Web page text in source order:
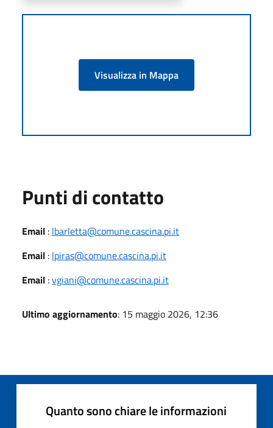
Visualizza in Mappa
Punti di contatto
Email : lbarletta@comune.cascina.pi.it
Email : lpiras@comune.cascina.pi.it
Email :vgiani@comune.cascina.pi.it
Ultimo aggiornamento: 15 maggio 2026, 12:36
Quanto sono chiare le informazioni